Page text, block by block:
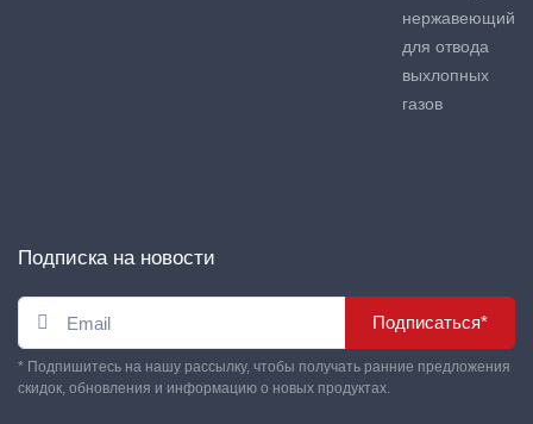
нержавеющий
для отвода
выхлопных
газов
Подписка на новости
Подписаться*
* Подпишитесь на нашу рассылку, чтобы получать ранние предложения
скидок, обновления и информацию о новых продуктах.